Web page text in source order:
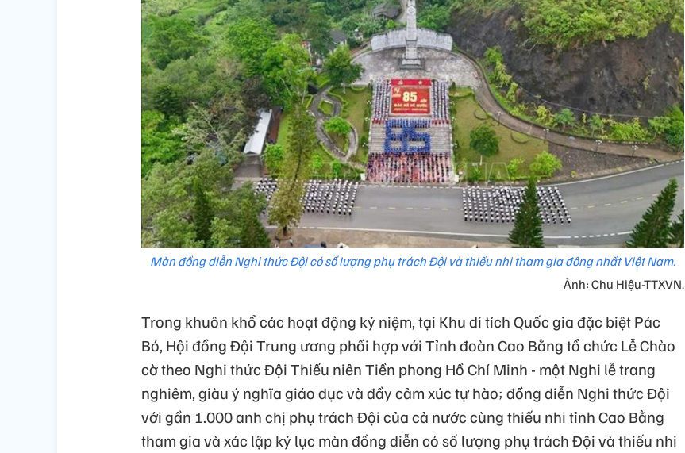
Màn đồng diễn Nghi thức Đội có số lượng phụ trách Đội và thiếu nhi tham gia đông nhất Việt Nam.
Ảnh: Chu Hiệu-TTXVN.
Trong khuôn khổ các hoạt động kỷ niệm, tại Khu di tích Quốc gia đặc biệt Pác
Bó, Hội đồng Đội Trung ương phối hợp với Tỉnh đoàn Cao Bằng tổ chức Lễ Chào
cờ theo Nghi thức Đội Thiếu niên Tiền phong Hồ Chí Minh - một Nghi lễ trang
nghiêm, giàu ý nghĩa giáo dục và đầy cảm xúc tự hào; đồng diễn Nghi thức Đội
với gần 1.000 anh chị phụ trách Đội của cả nước cùng thiếu nhi tỉnh Cao Bằng
tham gia và xác lập kỷ lục màn đồng diễn có số lượng phụ trách Đội và thiếu nhi